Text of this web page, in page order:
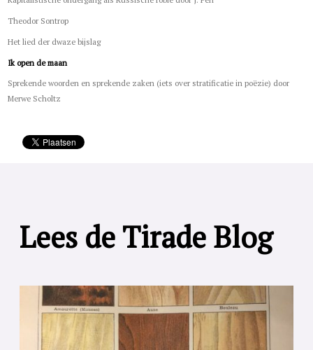
Theodor Sontrop
Het lied der dwaze bijslag
Ik open de maan
Sprekende woorden en sprekende zaken (iets over stratificatie in poëzie) door
Merwe Scholtz
Lees de Tirade Blog